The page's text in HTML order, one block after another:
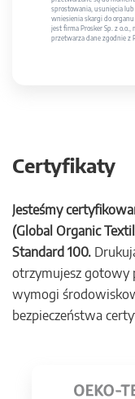
sprostowania, usunięcia
wniesienia skargi do
jest firma Prosker Sp. z
przetwarza dane zgodnie z
Certyfikaty
Jesteśmy
(Global Organic
Standard 100.
otrzymujesz gotowy
wymogi
bezpieczeństwa